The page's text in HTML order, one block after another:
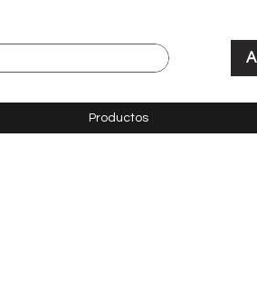
Productos